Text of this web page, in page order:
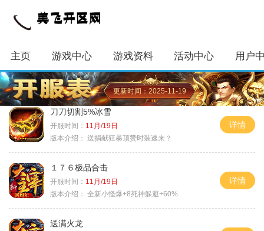
主页 游戏中心 游戏资料 活动中心 用户
更新时间：2025-11-19
刀刀切割5%冰雪
开服时间： 11月/19日
版本介绍： 送捐献狂暴顶赞时装速来？
详情
１７６极品合击
开服时间： 11月/19日
版本介绍： 全新小怪爆+8死神躲避+60%
详情
送满火龙